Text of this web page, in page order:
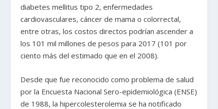
diabetes mellitus tipo 2, enfermedades
cardiovasculares, cáncer de mama o colorrectal,
entre otras, los costos directos podrían ascender a
los 101 mil millones de pesos para 2017 (101 por
ciento más del estimado que en el 2008).
Desde que fue reconocido como problema de salud
por la Encuesta Nacional Sero-epidemiológica (ENSE)
de 1988, la hipercolesterolemia se ha notificado